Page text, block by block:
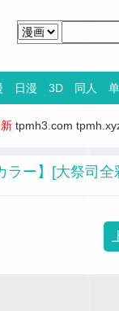
日漫 3D 同人
新 tpmh3.com
ラー】[大祭司